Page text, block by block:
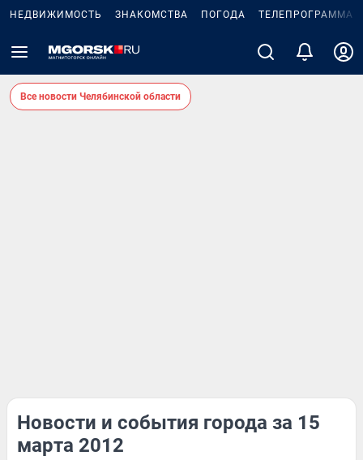
НЕДВИЖИМОСТЬ ЗНАКОМСТВА ПОГОДА ТЕЛЕПРОГРАММА
Все новости Челябинской области
Новости и события города за 15
марта 2012